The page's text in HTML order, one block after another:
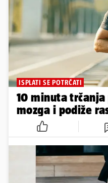
ISPLATI SE POTRČATI
10 minuta
mozga i podiže